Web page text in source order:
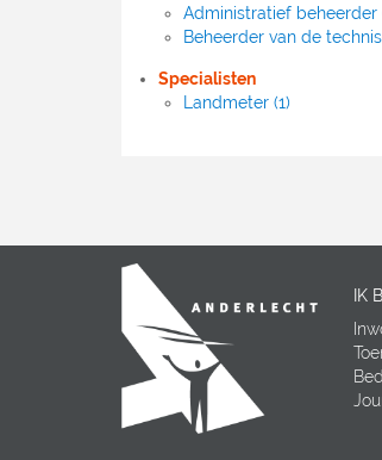
Administratief beheerder
Beheerder van de
Specialisten
Landmeter (1)
IK